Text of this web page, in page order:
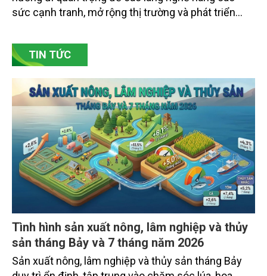
học công nghệ và chuyển đổi số đang trở thành
hướng đi quan trọng để các làng nghề nâng cao
bền vững. Tại làng gốm Phù Lãng, xã Phù Lãng, tỉnh
Bắc Ninh, nhiều nghệ nhân và cơ sở sản xuất đã
chủ động đổi mới tư duy, đầu tư công nghệ, xây
dựng thương hiệu trên nền tảng giá trị truyền thống.
TIN TỨC
Tình hình sản xuất nông, lâm nghiệp và thủy
sản tháng Bảy và 7 tháng năm 2026